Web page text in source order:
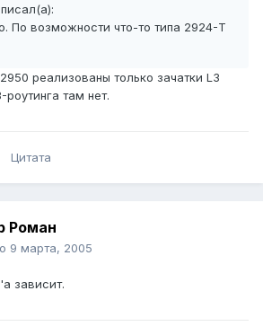
По возможности что-то типа 2924-T
реализованы только зачатки L3
роутинга там нет.
Цитата
Роман
9 марта, 2005
зависит.